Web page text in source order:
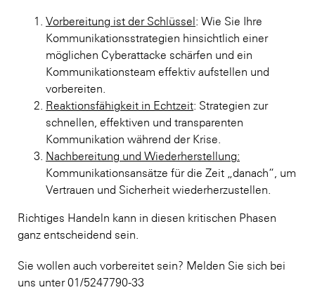
Vorbereitung ist der Schlüssel: Wie Sie Ihre
Kommunikationsstrategien hinsichtlich einer
möglichen Cyberattacke schärfen und ein
Kommunikationsteam effektiv aufstellen und
vorbereiten.
Reaktionsfähigkeit in Echtzeit: Strategien zur
schnellen, effektiven und transparenten
Kommunikation während der Krise.
Nachbereitung und Wiederherstellung:
Kommunikationsansätze für die Zeit „danach“, um
Vertrauen und Sicherheit wiederherzustellen.
Richtiges Handeln kann in diesen kritischen Phasen
ganz entscheidend sein.
Sie wollen auch vorbereitet sein? Melden Sie sich bei
uns unter 01/5247790-33